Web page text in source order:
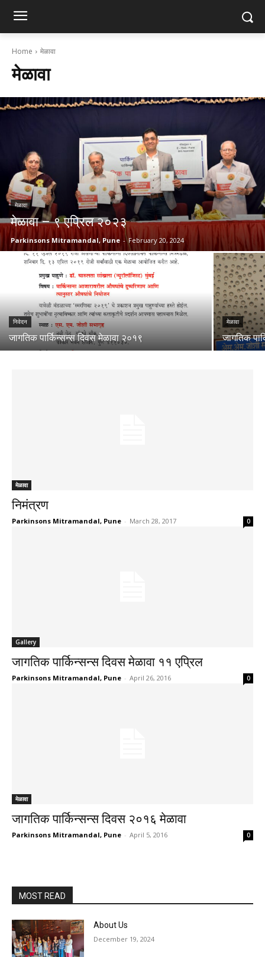
Home मेळावा
मेळावा
मेळावा
मेळावा – ९ एप्रिल २०२३
Parkinsons Mitramandal, Pune - February 20, 2024
निवेदन
जागतिक पार्किन्सन्स दिवस मेळावा २०१९
मेळावा
जागतिक
मेळावा
निमंत्रण
Parkinsons Mitramandal, Pune - March 28, 2017 0
Gallery
जागतिक पार्किन्सन्स दिवस मेळावा ११ एप्रिल
Parkinsons Mitramandal, Pune - April 26, 2016 0
मेळावा
जागतिक पार्किन्सन्स दिवस २०१६ मेळावा
Parkinsons Mitramandal, Pune - April 5, 2016 0
MOST READ
About Us
December 19, 2024